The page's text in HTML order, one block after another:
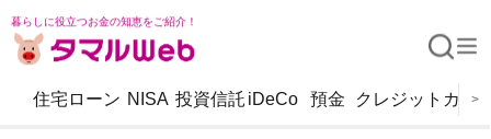
暮らしに役立つお金の知恵をご紹介！
住宅ローン NISA 投資信託 iDeCo 預金 クレジットカー
>